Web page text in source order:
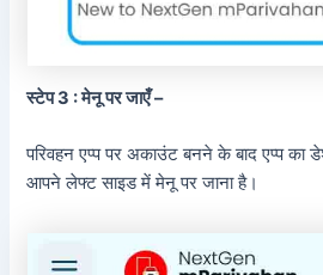
स्टेप 3 : मेनू पर जाएँ –
परिवहन एप्प पर अकाउंट बनने के बाद एप्प का
आपने लेफ्ट साइड में मेनू पर जाना है।